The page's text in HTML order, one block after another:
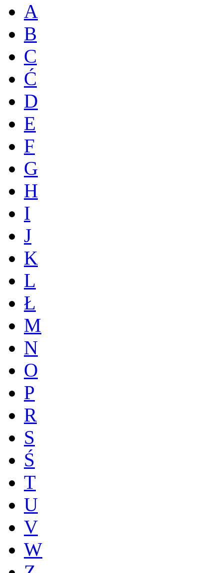
A
B
C
Ć
D
E
F
G
H
I
J
K
L
Ł
M
N
O
P
R
S
Ś
T
U
V
W